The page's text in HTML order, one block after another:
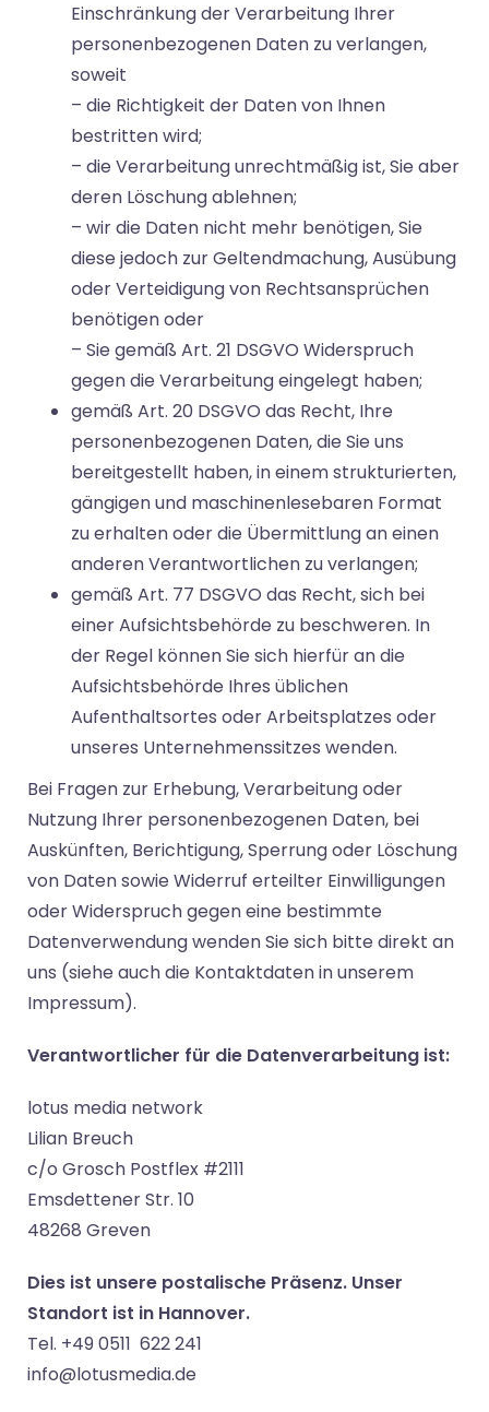
Einschränkung der Verarbeitung Ihrer
personenbezogenen Daten zu verlangen,
soweit
– die Richtigkeit der Daten von Ihnen
bestritten wird;
– die Verarbeitung unrechtmäßig ist, Sie aber
deren Löschung ablehnen;
– wir die Daten nicht mehr benötigen, Sie
diese jedoch zur Geltendmachung, Ausübung
oder Verteidigung von Rechtsansprüchen
benötigen oder
– Sie gemäß Art. 21 DSGVO Widerspruch
gegen die Verarbeitung eingelegt haben;
gemäß Art. 20 DSGVO das Recht, Ihre
personenbezogenen Daten, die Sie uns
bereitgestellt haben, in einem strukturierten,
gängigen und maschinenlesebaren Format
zu erhalten oder die Übermittlung an einen
anderen Verantwortlichen zu verlangen;
gemäß Art. 77 DSGVO das Recht, sich bei
einer Aufsichtsbehörde zu beschweren. In
der Regel können Sie sich hierfür an die
Aufsichtsbehörde Ihres üblichen
Aufenthaltsortes oder Arbeitsplatzes oder
unseres Unternehmenssitzes wenden.
Bei Fragen zur Erhebung, Verarbeitung oder
Nutzung Ihrer personenbezogenen Daten, bei
Auskünften, Berichtigung, Sperrung oder Löschung
von Daten sowie Widerruf erteilter Einwilligungen
oder Widerspruch gegen eine bestimmte
Datenverwendung wenden Sie sich bitte direkt an
uns (siehe auch die Kontaktdaten in unserem
Impressum).
Verantwortlicher für die Datenverarbeitung ist:
lotus media network
Lilian Breuch
c/o Grosch Postflex #2111
Emsdettener Str. 10
48268 Greven
Dies ist unsere postalische Präsenz. Unser
Standort ist in Hannover.
Tel. +49 0511 622 241
info@lotusmedia.de